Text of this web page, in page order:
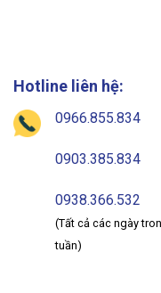
Hotline liên hệ:
0966.855.834
0903.385.834
0938.366.532
(Tất cả các ngày
tuần)